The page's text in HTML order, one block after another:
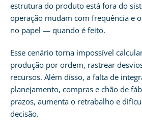
estrutura do produto está fora do
operação mudam com frequência e
no papel — quando é feito.
Esse cenário torna impossível
produção por ordem, rastrear
recursos. Além disso, a falta de
planejamento, compras e chão de
prazos, aumenta o retrabalho e
decisão.